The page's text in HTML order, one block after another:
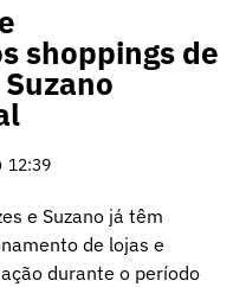
shoppings de
12:39
e Suzano já têm
de lojas e
durante o período